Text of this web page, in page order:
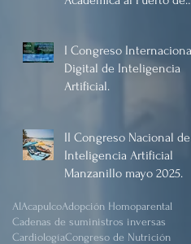
I Congreso Internacional
Digital de Inteligencia
Artificial.
II Congreso Nacional de
Inteligencia Artificial
Manzanillo mayo 2025.
AIAcapulcoAdopción Homoparental
Cadenas de suministros inversas
CardiologíaCongreso de Nutrición